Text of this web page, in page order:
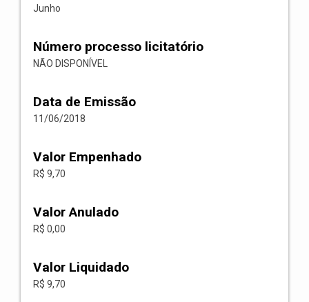
Junho
Número processo licitatório
NÃO DISPONÍVEL
Data de Emissão
11/06/2018
Valor Empenhado
R$ 9,70
Valor Anulado
R$ 0,00
Valor Liquidado
R$ 9,70